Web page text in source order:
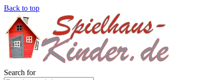
Back to top
Search for